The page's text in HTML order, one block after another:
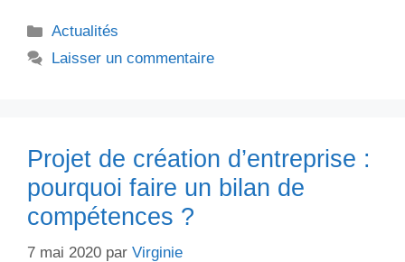
Catégories
Actualités
Laisser un commentaire
Projet de création d’entreprise :
pourquoi faire un bilan de
compétences ?
7 mai 2020 par Virginie